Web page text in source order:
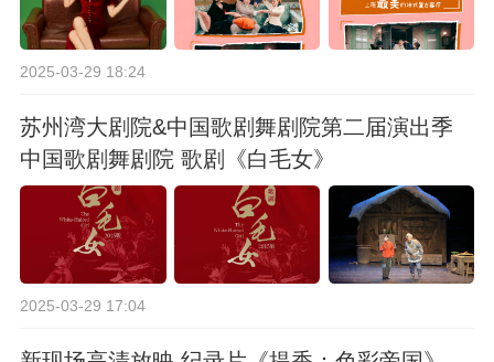
2025-03-29 18:24
苏州湾大剧院&中国歌剧舞剧院第二届演出季
中国歌剧舞剧院 歌剧《白毛女》
2025-03-29 17:04